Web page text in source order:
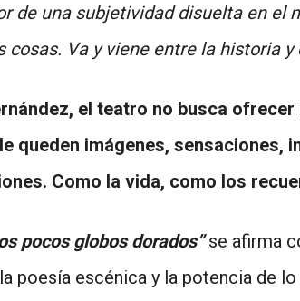
de una subjetividad disuelta en el
cosas. Va y viene entre la historia
el teatro no busca
queden imágenes, sensaciones,
Como la vida, como los
pocos globos dorados”se afirma
poesía escénica y la potencia de